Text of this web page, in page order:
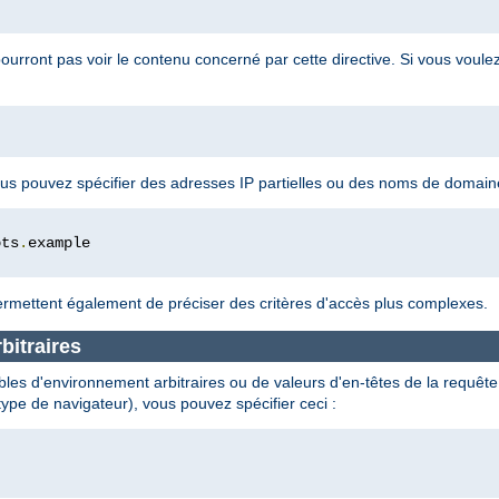
pas voir le contenu concerné par cette directive. Si vous
pouvez spécifier des adresses IP partielles ou des noms de
.
également de préciser des critères d'accès plus complexes.
d'environnement arbitraires ou de valeurs d'en-têtes de la
de navigateur), vous pouvez spécifier ceci :